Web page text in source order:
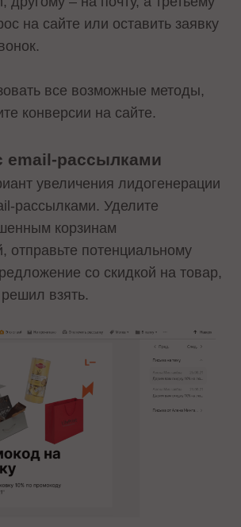
на сайте или оставить заявку
все возможные методы,
конверсии на сайте.
email-рассылками
увеличения лидогенерации
рассылками. Уделите
корзинам
отправьте потенциальному
со скидкой на товар,
взять.